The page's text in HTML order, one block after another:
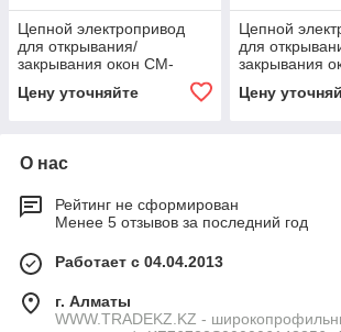
Цепной электропривод
для открывания/
закрывания окон CM-
Цену уточняйте
Цепной
для
закрывания
Цену
О нас
Рейтинг не сформирован
Менее 5 отзывов за последний год
Работает с 04.04.2013
г. Алматы
WWW.TRADEKZ.KZ -